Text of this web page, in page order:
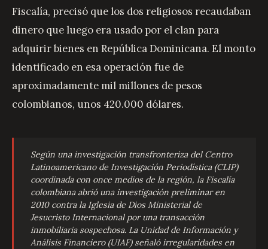
Fiscalía, precisó que los dos religiosos recaudaban
dinero que luego era usado por el clan para
adquirir bienes en República Dominicana. El monto
identificado en esa operación fue de
aproximadamente mil millones de pesos
colombianos, unos 420.000 dólares.
Según una investigación transfronteriza del Centro
Latinoamericano de Investigación Periodística (CLIP)
coordinada con once medios de la región, la Fiscalía
colombiana abrió una investigación preliminar en
2010 contra la Iglesia de Dios Ministerial de
Jesucristo Internacional por una transacción
inmobiliaria sospechosa. La Unidad de Información y
Análisis Financiero (UIAF) señaló irregularidades en